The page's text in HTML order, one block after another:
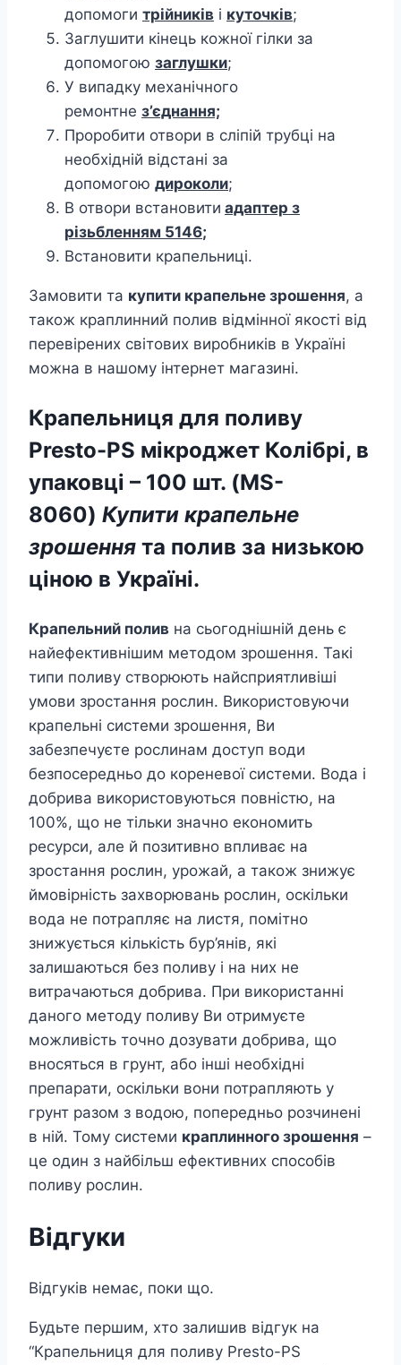
допомоги трійників і куточків;
Заглушити кінець кожної гілки за
допомогою заглушки;
У випадку механічного
ремонтне з’єднання;
Проробити отвори в сліпій трубці на
необхідній відстані за
допомогою дироколи;
В отвори встановити адаптер з
різьбленням 5146;
Встановити крапельниці.
Замовити та купити крапельне зрошення, а
також краплинний полив відмінної якості від
перевірених світових виробників в Україні
можна в нашому інтернет магазині.
Крапельниця для поливу
Presto-PS мікроджет Колібрі, в
упаковці – 100 шт. (MS-
8060) Купити крапельне
зрошення та полив за низькою
ціною в Україні.
Крапельний полив на сьогоднішній день є
найефективнішим методом зрошення. Такі
типи поливу створюють найсприятливіші
умови зростання рослин. Використовуючи
крапельні системи зрошення, Ви
забезпечуєте рослинам доступ води
безпосередньо до кореневої системи. Вода і
добрива використовуються повністю, на
100%, що не тільки значно економить
ресурси, але й позитивно впливає на
зростання рослин, урожай, а також знижує
ймовірність захворювань рослин, оскільки
вода не потрапляє на листя, помітно
знижується кількість бур’янів, які
залишаються без поливу і на них не
витрачаються добрива. При використанні
даного методу поливу Ви отримуєте
можливість точно дозувати добрива, що
вносяться в грунт, або інші необхідні
препарати, оскільки вони потрапляють у
грунт разом з водою, попередньо розчинені
в ній. Тому системи краплинного зрошення –
це один з найбільш ефективних способів
поливу рослин.
Відгуки
Відгуків немає, поки що.
Будьте першим, хто залишив відгук на
“Крапельниця для поливу Presto-PS